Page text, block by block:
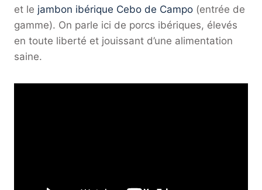
et le jambon ibérique Cebo de Campo (entrée de
gamme). On parle ici de porcs ibériques, élevés
en toute liberté et jouissant d’une alimentation
saine.